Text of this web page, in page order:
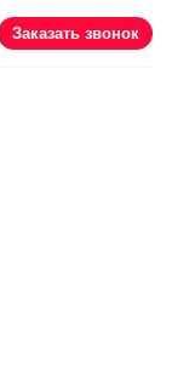
Заказать звонок